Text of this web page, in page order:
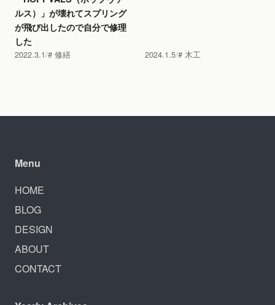
ルス）」が壊れてスプリング
が飛び出したので自分で修理
した
2022.3.1 修繕 2024.1.5 木工
Menu
HOME
BLOG
DESIGN
ABOUT
CONTACT